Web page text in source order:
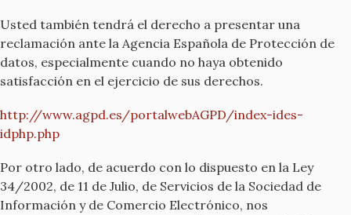
Usted también tendrá el derecho a presentar una
reclamación ante la Agencia Española de Protección de
datos, especialmente cuando no haya obtenido
satisfacción en el ejercicio de sus derechos.
http://www.agpd.es/portalwebAGPD/index-ides-
idphp.php
Por otro lado, de acuerdo con lo dispuesto en la Ley
34/2002, de 11 de Julio, de Servicios de la Sociedad de
Información y de Comercio Electrónico, nos